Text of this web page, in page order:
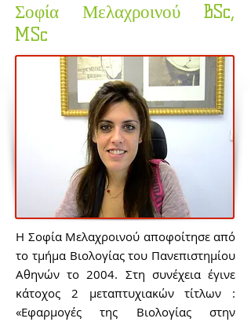
Σοφία Μελαχροινού BSc,
MSc
Η Σοφία Μελαχροινού αποφοίτησε από
το τμήμα Βιολογίας του Πανεπιστημίου
Αθηνών το 2004. Στη συνέχεια έγινε
κάτοχος 2 μεταπτυχιακών τίτλων :
«Εφαρμογές της Βιολογίας στην